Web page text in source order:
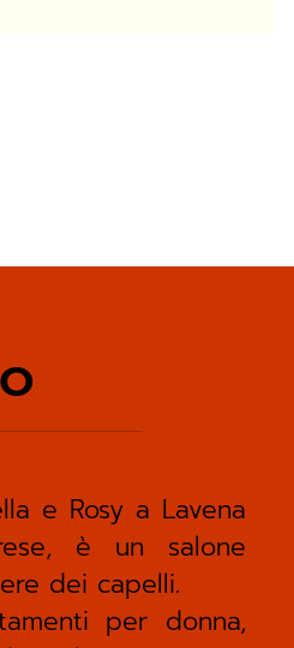
e Rosy a Lavena
è un salone
dei capelli.
per donna,